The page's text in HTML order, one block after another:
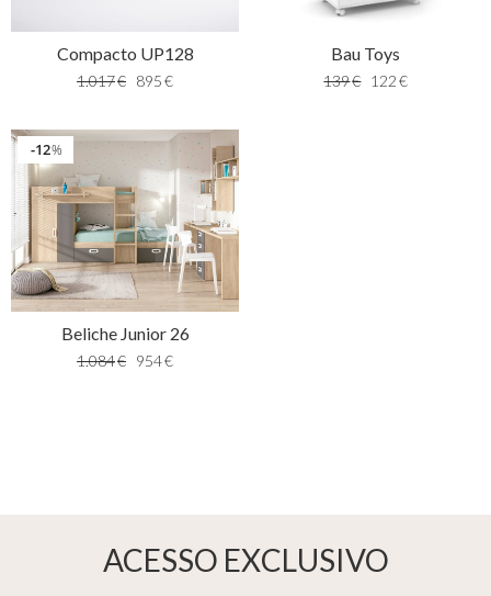
Compacto UP128
1.017€ 895€
Bau Toys
139€ 122 €
%
12
Beliche Junior 26
1.084€ 954€
ACESSO EXCLUSIVO